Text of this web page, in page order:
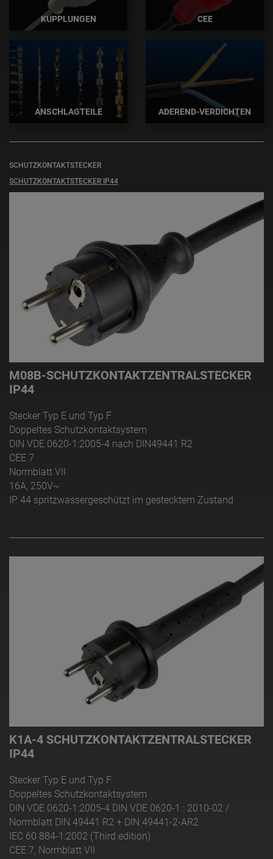
KUPPLUNGEN CEE
ANSCHLAGTEILE ADEREND-VERDICHTEN
SCHUTZKONTAKTSTECKER
SCHUTZKONTAKTSTECKER IP44
M08B-SCHUTZKONTAKTZENTRALSTECKER
IP44
Stecker Typ E und Typ F
Doppeltes Schutzkontaktsystem
DIN VDE 0620-1:2005-4 nach DIN49441 R2
CEE 7
Normblatt VII
16A, 250V~
IP 44 spritzwassergeschützt im gestecktem Zustand
K1A-4 SCHUTZKONTAKTZENTRALSTECKER
IP44
Stecker Typ E und Typ F
Doppeltes Schutzkontaktsystem
DIN VDE 0620-1:2005-4 DIN VDE 0620-1 : 2010-02 /
Normblatt DIN 49441 R2 + DIN 49441-2-AR2
IEC 60 884-1:2002 (Third edition)
CEE 7, Normblatt VII